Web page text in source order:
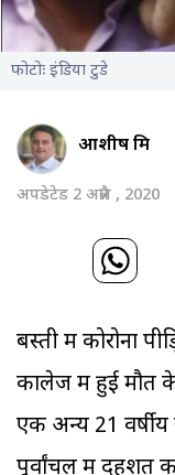
फोटोः इंडिया टुडे
आशीष मिश्र
अपडेटेड 2 अप्रैल , 2020
बस्ती में कोरोना
कालेज में हुई मौत
एक अन्य 21
पूर्वांचल में दहशत का